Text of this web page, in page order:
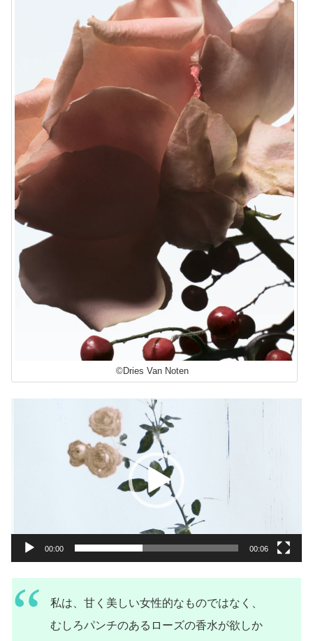
©Dries Van Noten
00:00 00:06
私は、甘く美しい女性的なものではなく、
むしろパンチのあるローズの香水が欲しか